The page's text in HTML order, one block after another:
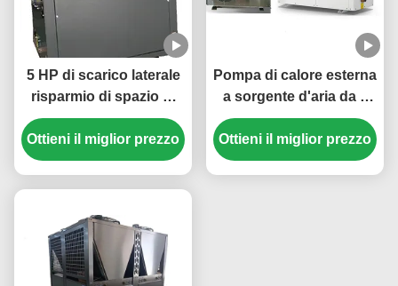
5 HP di scarico laterale
risparmio di spazio di
riscaldamento e
raffreddamento pompa
di calore per un
Ottieni il miglior prezzo
Pompa di calore esterna
a sorgente d'aria da 3
HP 220V con
refrigerante R32 per un
riscaldamento e un
Ottieni il miglior prezzo